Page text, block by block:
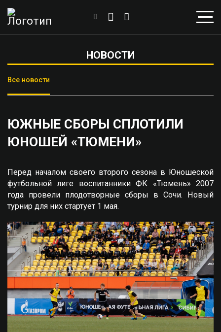
НОВОСТИ
Все новости
ЮЖНЫЕ СБОРЫ СПЛОТИЛИ
ЮНОШЕЙ «ТЮМЕНИ»
Перед началом своего второго сезона в Юношеской
футбольной лиге воспитанники ФК «Тюмень» 2007
года провели плодотворные сборы в Сочи. Новый
турнир для них стартует 1 мая.